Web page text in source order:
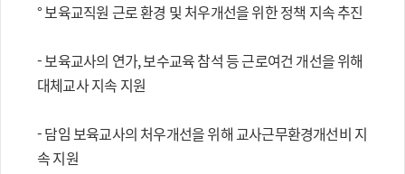
° 보육교직원 근로 환경 및 처우개선을 위한 정책 지속 추진
- 보육교사의 연가, 보수교육 참석 등 근로여건 개선을 위해
대체교사 지속 지원
- 담임 보육교사의 처우개선을 위해 교사근무환경개선비 지
속 지원